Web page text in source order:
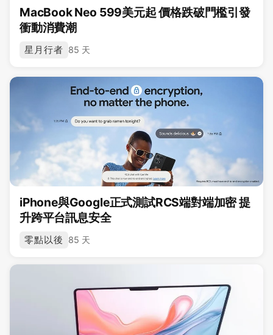
MacBook Neo 599美元起 價格跌破門檻引發
衝動消費潮
星月行者 85 天
iPhone與Google正式測試RCS端對端加密 提
升跨平台訊息安全
零點以後 85 天